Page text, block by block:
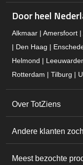
Door heel
Alkmaar | Amersfoort
| Den Haag |
Helmond |
Rotterdam | Tilburg |
Over TotZiens
Andere klanten
Meest bezochte